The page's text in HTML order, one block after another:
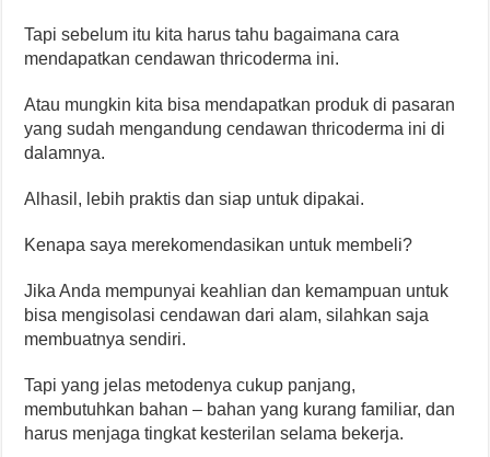
Tapi sebelum itu kita harus tahu bagaimana cara
mendapatkan cendawan thricoderma ini.
Atau mungkin kita bisa mendapatkan produk di pasaran
yang sudah mengandung cendawan thricoderma ini di
dalamnya.
Alhasil, lebih praktis dan siap untuk dipakai.
Kenapa saya merekomendasikan untuk membeli?
Jika Anda mempunyai keahlian dan kemampuan untuk
bisa mengisolasi cendawan dari alam, silahkan saja
membuatnya sendiri.
Tapi yang jelas metodenya cukup panjang,
membutuhkan bahan – bahan yang kurang familiar, dan
harus menjaga tingkat kesterilan selama bekerja.